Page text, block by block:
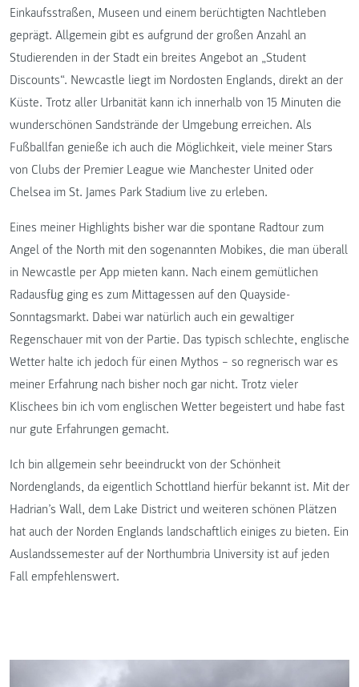
Einkaufsstraßen, Museen und einem berüchtigten Nachtleben
geprägt. Allgemein gibt es aufgrund der großen Anzahl an
Studierenden in der Stadt ein breites Angebot an „Student
Discounts“. Newcastle liegt im Nordosten Englands, direkt an der
Küste. Trotz aller Urbanität kann ich innerhalb von 15 Minuten die
wunderschönen Sandstrände der Umgebung erreichen. Als
Fußballfan genieße ich auch die Möglichkeit, viele meiner Stars
von Clubs der Premier League wie Manchester United oder
Chelsea im St. James Park Stadium live zu erleben.
Eines meiner Highlights bisher war die spontane Radtour zum
Angel of the North mit den sogenannten Mobikes, die man überall
in Newcastle per App mieten kann. Nach einem gemütlichen
Radausflug ging es zum Mittagessen auf den Quayside-
Sonntagsmarkt. Dabei war natürlich auch ein gewaltiger
Regenschauer mit von der Partie. Das typisch schlechte, englische
Wetter halte ich jedoch für einen Mythos – so regnerisch war es
meiner Erfahrung nach bisher noch gar nicht. Trotz vieler
Klischees bin ich vom englischen Wetter begeistert und habe fast
nur gute Erfahrungen gemacht.
Ich bin allgemein sehr beeindruckt von der Schönheit
Nordenglands, da eigentlich Schottland hierfür bekannt ist. Mit der
Hadrian’s Wall, dem Lake District und weiteren schönen Plätzen
hat auch der Norden Englands landschaftlich einiges zu bieten. Ein
Auslandssemester auf der Northumbria University ist auf jeden
Fall empfehlenswert.